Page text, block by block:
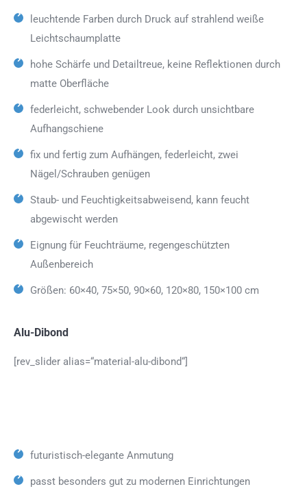
leuchtende Farben durch Druck auf strahlend weiße
Leichtschaumplatte
hohe Schärfe und Detailtreue, keine Reflektionen durch
matte Oberfläche
federleicht, schwebender Look durch unsichtbare
Aufhangschiene
fix und fertig zum Aufhängen, federleicht, zwei
Nägel/Schrauben genügen
Staub- und Feuchtigkeitsabweisend, kann feucht
abgewischt werden
Eignung für Feuchträume, regengeschützten
Außenbereich
Größen: 60×40, 75×50, 90×60, 120×80, 150×100 cm
Alu-Dibond
[rev_slider alias=“material-alu-dibond“]
futuristisch-elegante Anmutung
passt besonders gut zu modernen Einrichtungen